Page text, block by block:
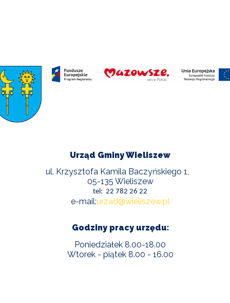
Urząd Gminy Wieliszew
ul. Krzysztofa Kamila Baczyńskiego 1,
05-135 Wieliszew
tel: 22 782 26 22
e-mail:urzad@wieliszew.pl
Godziny pracy urzędu:
Poniedziałek 8.00-18.00
Wtorek - piątek 8.00 - 16.00